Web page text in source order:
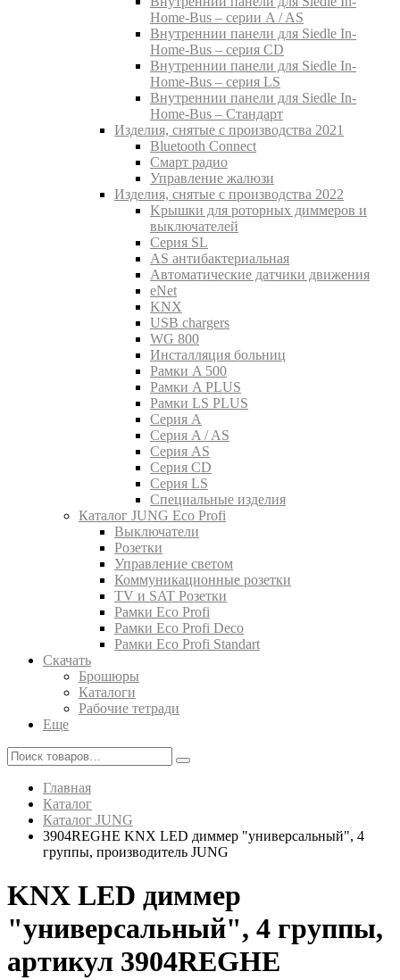
Home-Bus – серии A / AS
Внутреннии панели для Siedle In-
Home-Bus – серия CD
Внутреннии панели для Siedle In-
Home-Bus – серия LS
Внутреннии панели для Siedle In-
Home-Bus – Стандарт
Изделия, снятые с производства 2021
Bluetooth Connect
Смарт радио
Управление жалюзи
Изделия, снятые с производства 2022
Kрышки для роторных диммеров и
выключателей
Серия SL
AS антибактериальная
Aвтоматические датчики движения
eNet
KNX
USB chargers
WG 800
Инсталляция больниц
Рамки A 500
Рамки A PLUS
Рамки LS PLUS
Серия A
Серия A / AS
Серия AS
Серия CD
Серия LS
Специальные изделия
Каталог JUNG Eco Profi
Выключатели
Розетки
Управление светом
Коммуникационные розетки
TV и SAT Розетки
Рамки Eco Profi
Рамки Eco Profi Deco
Рамки Eco Profi Standart
Скачать
Брошюры
Каталоги
Рабочие тетради
Еще
Главная
Каталог
Каталог JUNG
3904REGHE KNX LED диммер "универсальный", 4
группы, производитель JUNG
KNX LED диммер
"универсальный", 4 группы,
артикул 3904REGHE